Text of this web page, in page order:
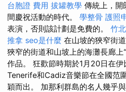
台胞證 費用 拔罐教學 傳統上，開
間慶祝活動的時代。 學整骨 護照
表演，否則該計劃是免費的。 竹
推拿 seo是什麼 在山坡的狹窄街
狹窄的街道和山坡上的海灘長廊上
作品。 狂歡節時期於1月20日在伊
Tenerife和Cadiz音樂節在全國范
穎而出。 加那利群島的名人幾乎